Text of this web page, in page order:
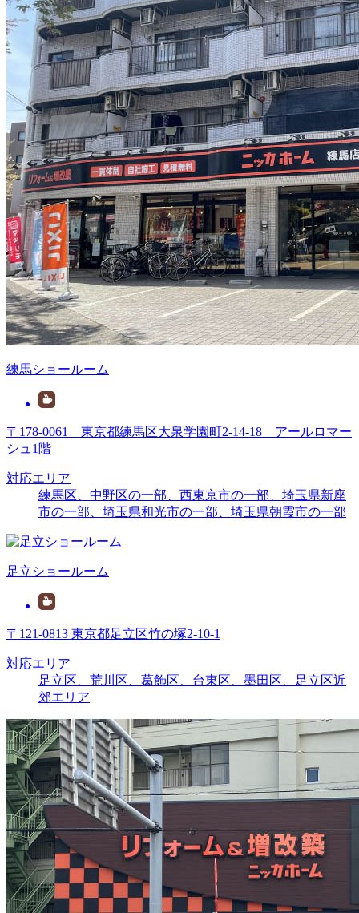
練馬ショールーム
〒178-0061 東京都練馬区大泉学園町2-14-18 アールロマー
シュ1階
対応エリア
練馬区、中野区の一部、西東京市の一部、埼玉県新座
市の一部、埼玉県和光市の一部、埼玉県朝霞市の一部
足立ショールーム
〒121-0813 東京都足立区竹の塚2-10-1
対応エリア
足立区、荒川区、葛飾区、台東区、墨田区、足立区近
郊エリア